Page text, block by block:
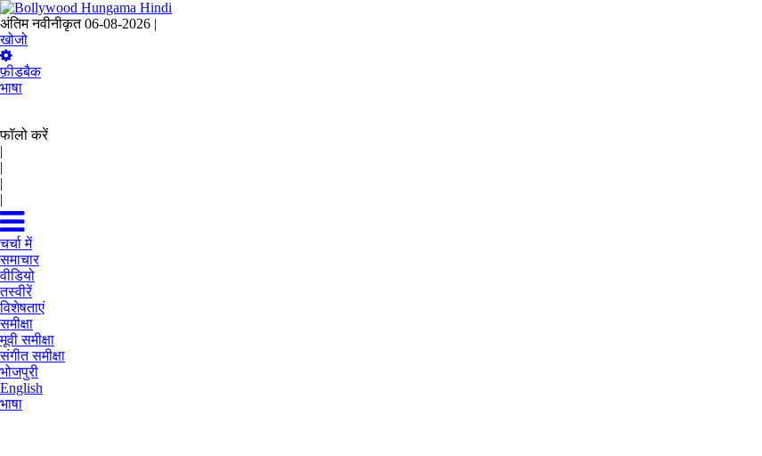
अंतिम नवीनीकृत 06-08-2026 |
खोजो
फ़ीडबैक
भाषा
फॉलो करें
|
|
|
|
चर्चा में
समाचार
वीडियो
तस्वीरें
विशेषताएं
समीक्षा
मूवी समीक्षा
संगीत समीक्षा
भोजपुरी
English
भाषा